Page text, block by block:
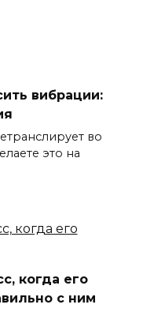
вибрации:
во
это на
когда его
с ним